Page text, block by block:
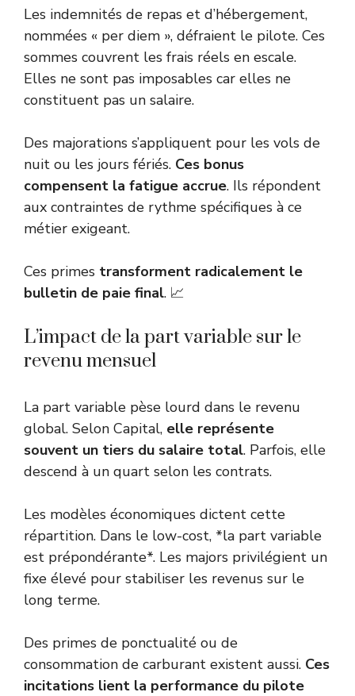
Les indemnités de repas et d’hébergement,
nommées « per diem », défraient le pilote. Ces
sommes couvrent les frais réels en escale.
Elles ne sont pas imposables car elles ne
constituent pas un salaire.
Des majorations s’appliquent pour les vols de
nuit ou les jours fériés. Ces bonus
compensent la fatigue accrue. Ils répondent
aux contraintes de rythme spécifiques à ce
métier exigeant.
Ces primes transforment radicalement le
bulletin de paie final. 📈
L’impact de la part variable sur le
revenu mensuel
La part variable pèse lourd dans le revenu
global. Selon Capital, elle représente
souvent un tiers du salaire total. Parfois, elle
descend à un quart selon les contrats.
Les modèles économiques dictent cette
répartition. Dans le low-cost, *la part variable
est prépondérante*. Les majors privilégient un
fixe élevé pour stabiliser les revenus sur le
long terme.
Des primes de ponctualité ou de
consommation de carburant existent aussi. Ces
incitations lient la performance du pilote